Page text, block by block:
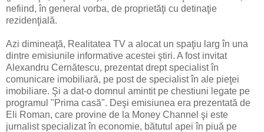
nefiind, în general vorba, de proprietăţi cu detinaţie
rezidenţială.
Azi dimineaţă, Realitatea TV a alocat un spaţiu larg în una
dintre emisiunile informative acestei ştiri. A fost invitat
Alexandru Cernătescu, prezentat drept specialist în
comunicare imobiliară, pe post de specialist în ale pieţei
imobiliare. Şi a dat-o domnul amintit pe chestiuni legate pe
programul "Prima casă". Deşi emisiunea era prezentată de
Eli Roman, care provine de la Money Channel şi este
jurnalist specializat în economie, bătutul apei în piuă pe